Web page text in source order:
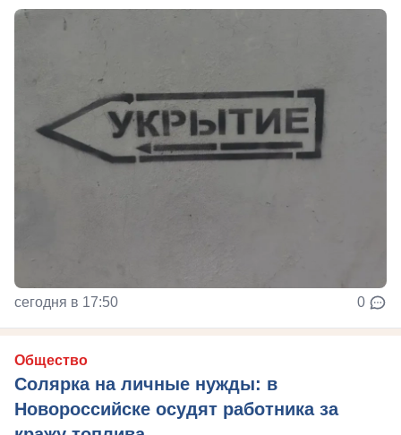
сегодня в 17:50 0
Общество
Солярка на личные нужды: в
Новороссийске осудят работника за